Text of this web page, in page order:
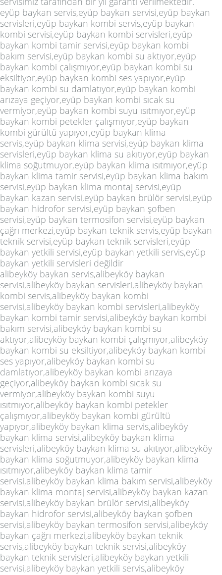
eyüp baykan servis,eyüp baykan servisi,eyüp baykan
servisleri,eyüp baykan kombi servis,eyüp baykan
kombi servisi,eyüp baykan kombi servisleri,eyüp
baykan kombi tamir servisi,eyüp baykan kombi
bakım servisi,eyüp baykan kombi su aktıyor,eyüp
baykan kombi çalışmıyor,eyüp baykan kombi su
eksiltiyor,eyüp baykan kombi ses yapıyor,eyüp
baykan kombi su damlatıyor,eyüp baykan kombi
arızaya geçiyor,eyüp baykan kombi sıcak su
vermiyor,eyüp baykan kombi suyu ısıtmıyor,eyüp
baykan kombi petekler çalışmıyor,eyüp baykan
kombi gürültü yapıyor,eyüp baykan klima
servis,eyüp baykan klima servisi,eyüp baykan klima
servisleri,eyüp baykan klima su akıtıyor,eyüp baykan
klima soğutmuyor,eyüp baykan klima ısıtmıyor,eyüp
baykan klima tamir servisi,eyüp baykan klima bakım
servisi,eyüp baykan klima montaj servisi,eyüp
baykan kazan servisi,eyüp baykan brülör servisi,eyüp
baykan hidrofor servisi,eyüp baykan şofben
servisi,eyüp baykan termosifon servisi,eyüp baykan
çağrı merkezi,eyüp baykan teknik servis,eyüp baykan
teknik servisi,eyüp baykan teknik servisleri,eyüp
baykan yetkili servisi,eyüp baykan yetkili servis,eyüp
baykan yetkili servisleri değildir
alibeyköy baykan servis,alibeyköy baykan
servisi,alibeyköy baykan servisleri,alibeyköy baykan
kombi servis,alibeyköy baykan kombi
servisi,alibeyköy baykan kombi servisleri,alibeyköy
baykan kombi tamir servisi,alibeyköy baykan kombi
bakım servisi,alibeyköy baykan kombi su
aktıyor,alibeyköy baykan kombi çalışmıyor,alibeyköy
baykan kombi su eksiltiyor,alibeyköy baykan kombi
ses yapıyor,alibeyköy baykan kombi su
damlatıyor,alibeyköy baykan kombi arızaya
geçiyor,alibeyköy baykan kombi sıcak su
vermiyor,alibeyköy baykan kombi suyu
ısıtmıyor,alibeyköy baykan kombi petekler
çalışmıyor,alibeyköy baykan kombi gürültü
yapıyor,alibeyköy baykan klima servis,alibeyköy
baykan klima servisi,alibeyköy baykan klima
servisleri,alibeyköy baykan klima su akıtıyor,alibeyköy
baykan klima soğutmuyor,alibeyköy baykan klima
ısıtmıyor,alibeyköy baykan klima tamir
servisi,alibeyköy baykan klima bakım servisi,alibeyköy
baykan klima montaj servisi,alibeyköy baykan kazan
servisi,alibeyköy baykan brülör servisi,alibeyköy
baykan hidrofor servisi,alibeyköy baykan şofben
servisi,alibeyköy baykan termosifon servisi,alibeyköy
baykan çağrı merkezi,alibeyköy baykan teknik
servis,alibeyköy baykan teknik servisi,alibeyköy
baykan teknik servisleri,alibeyköy baykan yetkili
servisi,alibeyköy baykan yetkili servis,alibeyköy